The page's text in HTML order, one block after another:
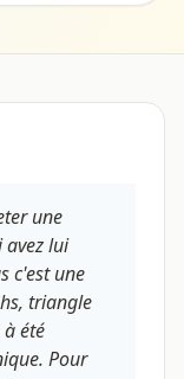
une
avez lui
c'est une
triangle
été
Pour